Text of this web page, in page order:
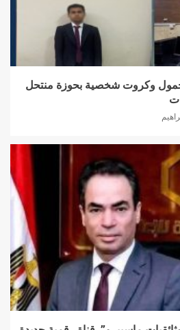
و3هاتف محمول وكروت شخصية بحوزة منتحل